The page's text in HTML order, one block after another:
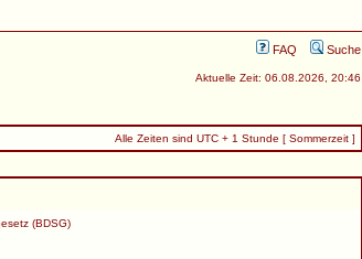
FAQ Suche
Aktuelle Zeit: 06.08.2026, 20:46
Alle Zeiten sind UTC + 1 Stunde [ Sommerzeit ]
(BDSG)